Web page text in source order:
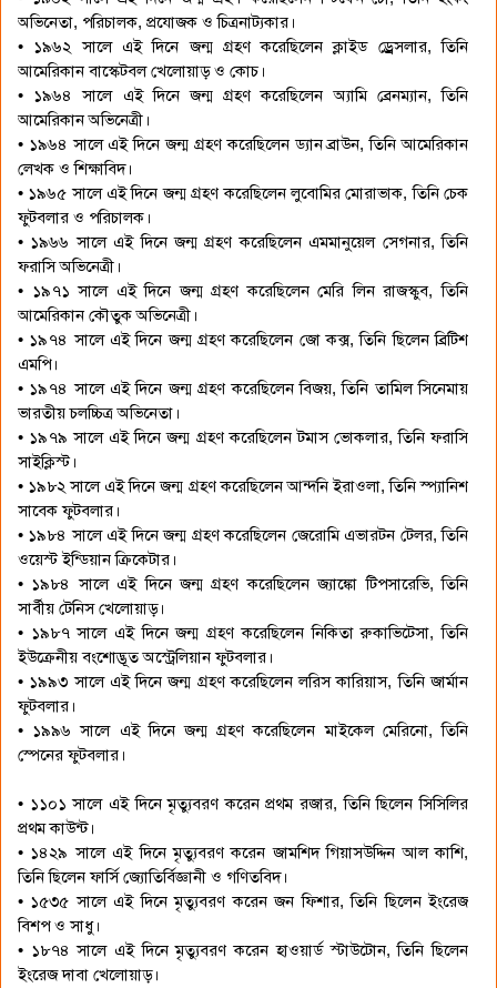
অভিনেতা, পরিচালক, প্রযোজক ও চিত্রনাট্যকার।
• ১৯৬২ সালে এই দিনে জন্ম গ্রহণ করেছিলেন ক্লাইড ড্র্রেসলার, তিনি
আমেরিকান বাস্কেটবল খেলোয়াড় ও কোচ।
• ১৯৬৪ সালে এই দিনে জন্ম গ্রহণ করেছিলেন অ্যামি ব্রেনম্যান, তিনি
আমেরিকান অভিনেত্রী।
• ১৯৬৪ সালে এই দিনে জন্ম গ্রহণ করেছিলেন ড্যান ব্রাউন, তিনি আমেরিকান
লেখক ও শিক্ষাবিদ।
• ১৯৬৫ সালে এই দিনে জন্ম গ্রহণ করেছিলেন লুবোমির মোরাভাক, তিনি চেক
ফুটবলার ও পরিচালক।
• ১৯৬৬ সালে এই দিনে জন্ম গ্রহণ করেছিলেন এমমানুয়েল সেগনার, তিনি
ফরাসি অভিনেত্রী।
• ১৯৭১ সালে এই দিনে জন্ম গ্রহণ করেছিলেন মেরি লিন রাজস্কুব, তিনি
আমেরিকান কৌতুক অভিনেত্রী।
• ১৯৭৪ সালে এই দিনে জন্ম গ্রহণ করেছিলেন জো কক্স, তিনি ছিলেন ব্রিটিশ
এমপি।
• ১৯৭৪ সালে এই দিনে জন্ম গ্রহণ করেছিলেন বিজয়, তিনি তামিল সিনেমায়
ভারতীয় চলচ্চিত্র অভিনেতা।
• ১৯৭৯ সালে এই দিনে জন্ম গ্রহণ করেছিলেন টমাস ভোকলার, তিনি ফরাসি
সাইক্লিস্ট।
• ১৯৮২ সালে এই দিনে জন্ম গ্রহণ করেছিলেন আন্দনি ইরাওলা, তিনি স্প্যানিশ
সাবেক ফুটবলার।
• ১৯৮৪ সালে এই দিনে জন্ম গ্রহণ করেছিলেন জেরোমি এভারটন টেলর, তিনি
ওয়েস্ট ইন্ডিয়ান ক্রিকেটার।
• ১৯৮৪ সালে এই দিনে জন্ম গ্রহণ করেছিলেন জ্যাঙ্কো টিপসারেভি, তিনি
সার্বীয় টেনিস খেলোয়াড়।
• ১৯৮৭ সালে এই দিনে জন্ম গ্রহণ করেছিলেন নিকিতা রুকাভিটেসা, তিনি
ইউক্রেনীয় বংশোদ্ভূত অস্ট্রেলিয়ান ফুটবলার।
• ১৯৯৩ সালে এই দিনে জন্ম গ্রহণ করেছিলেন লরিস কারিয়াস, তিনি জার্মান
ফুটবলার।
• ১৯৯৬ সালে এই দিনে জন্ম গ্রহণ করেছিলেন মাইকেল মেরিনো, তিনি
স্পেনের ফুটবলার।
• ১১০১ সালে এই দিনে মৃত্যুবরণ করেন প্রথম রজার, তিনি ছিলেন সিসিলির
প্রথম কাউন্ট।
• ১৪২৯ সালে এই দিনে মৃত্যুবরণ করেন জামশিদ গিয়াসউদ্দিন আল কাশি,
তিনি ছিলেন ফার্সি জ্যোতির্বিজ্ঞানী ও গণিতবিদ।
• ১৫৩৫ সালে এই দিনে মৃত্যুবরণ করেন জন ফিশার, তিনি ছিলেন ইংরেজ
বিশপ ও সাধু।
• ১৮৭৪ সালে এই দিনে মৃত্যুবরণ করেন হাওয়ার্ড স্টাউটোন, তিনি ছিলেন
ইংরেজ দাবা খেলোয়াড়।